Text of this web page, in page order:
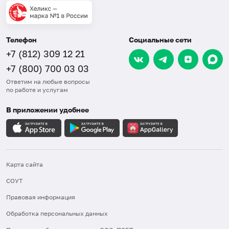
Телефон
+7 (812) 309 12 21
+7 (800) 700 03 03
Ответим на любые вопросы
по работе и услугам
Социальные сети
В приложении удобнее
Карта сайта
СОУТ
Правовая информация
Обработка персональных данных